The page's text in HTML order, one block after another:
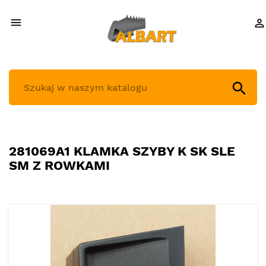
 

281069A1 KLAMKA SZYBY K SK SLE
SM Z ROWKAMI